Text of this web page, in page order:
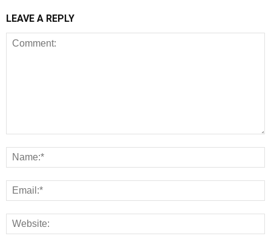
LEAVE A REPLY